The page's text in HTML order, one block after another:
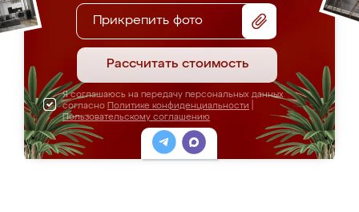
Прикрепить фото
Рассчитать стоимость
Я соглашаюсь на передачу персональных данных
согласно Политике конфиденциальности
Пользовательскому соглашению